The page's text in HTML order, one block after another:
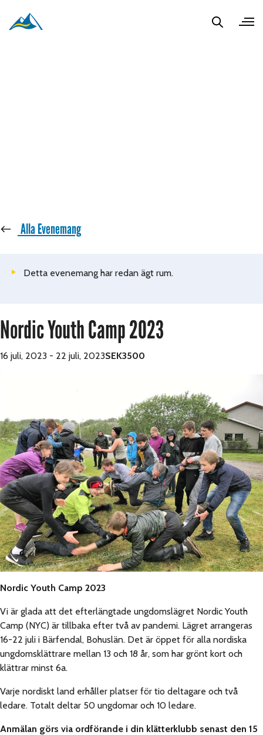
« Alla Evenemang
Detta evenemang har redan ägt rum.
Nordic Youth Camp 2023
16 juli, 2023 - 22 juli, 2023SEK3500
Nordic Youth Camp 2023
Vi är glada att det efterlängtade ungdomslägret Nordic Youth
Camp (NYC) är tillbaka efter två av pandemi. Lägret arrangeras
16-22 juli i Bärfendal, Bohuslän. Det är öppet för alla nordiska
ungdomsklättrare mellan 13 och 18 år, som har grönt kort och
klättrar minst 6a.
Varje nordiskt land erhåller platser för tio deltagare och två
ledare. Totalt deltar 50 ungdomar och 10 ledare.
Anmälan görs via ordförande i din klätterklubb senast den 15